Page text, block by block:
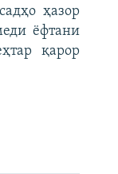
ҳазор
ёфтани
қарор